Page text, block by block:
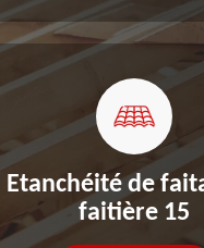
Etanchéité de
faitière 15